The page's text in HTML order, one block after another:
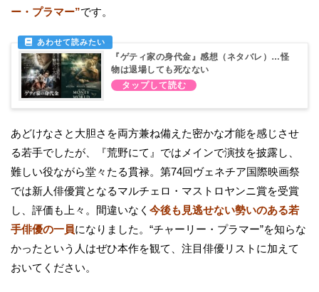
ー・プラマー”です。
『ゲティ家の身代金』感想（ネタバレ）…怪
物は退場しても死なない
あどけなさと大胆さを両方兼ね備えた密かな才能を感じさせ
る若手でしたが、『荒野にて』ではメインで演技を披露し、
難しい役ながら堂々たる貫禄。第74回ヴェネチア国際映画祭
では新人俳優賞となるマルチェロ・マストロヤンニ賞を受賞
し、評価も上々。間違いなく 今後も見逃せない勢いのある若
手俳優の一員になりました。“チャーリー・プラマー”を知らな
かったという人はぜひ本作を観て、注目俳優リストに加えて
おいてください。